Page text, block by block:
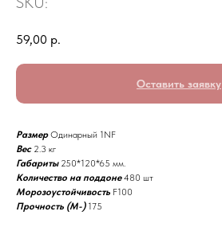
59,00 р.
Оставить заявку
РазмерОдинарный 1NF
Вес 2.3 кг
Габариты 250*120*65 мм.
Количество на поддоне480 шт
Морозоустойчивость F100
Прочность (M-) 175